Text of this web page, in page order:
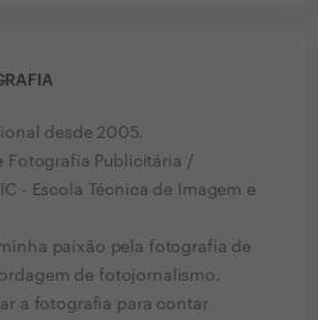
desde 2005.
Fotografia Publicitária /
- Escola Técnica de Imagem e
paixão pela fotografia de
de fotojornalismo.
a fotografia para contar